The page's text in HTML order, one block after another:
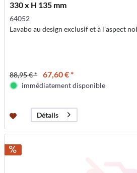
330 x H 135 mm
64052
Lavabo au design exclusif et à l'aspect
88,95 € * 67,60 € *
immédiatement disponible
Détails